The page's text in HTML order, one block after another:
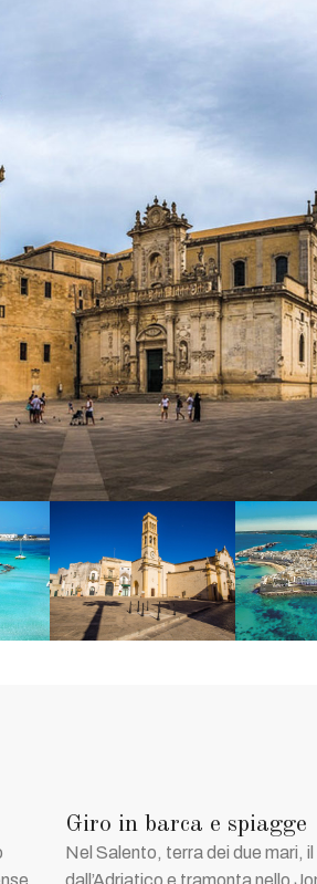
Giro in barca e spiagge
Nel Salento, terra dei due mari,
dall’Adriatico e tramonta nello